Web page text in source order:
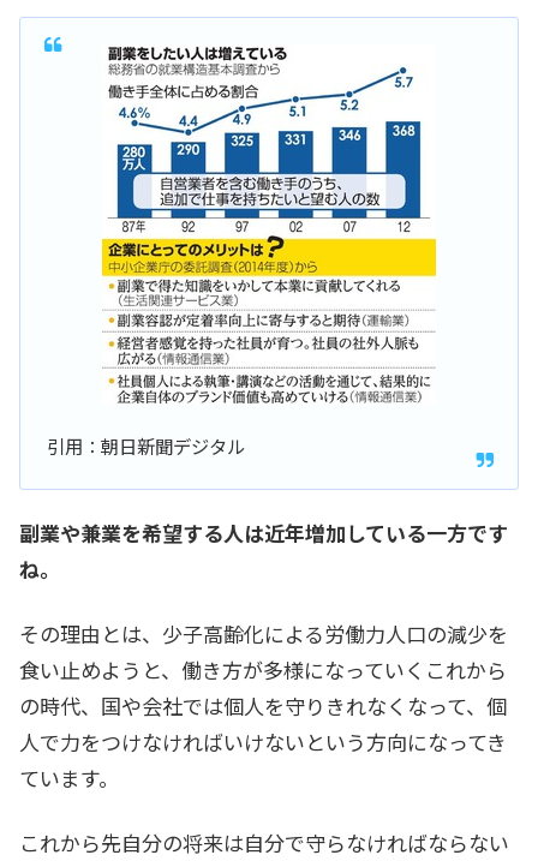
引用：朝日新聞デジタル
副業や兼業を希望する人は近年増加している一方です
ね。
その理由とは、少子高齢化による労働力人口の減少を
食い止めようと、働き方が多様になっていくこれから
の時代、国や会社では個人を守りきれなくなって、個
人で力をつけなければいけないという方向になってき
ています。
これから先自分の将来は自分で守らなければならない